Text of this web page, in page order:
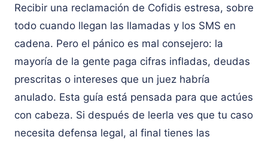
Recibir una reclamación de Cofidis estresa, sobre
todo cuando llegan las llamadas y los SMS en
cadena. Pero el pánico es mal consejero: la
mayoría de la gente paga cifras infladas, deudas
prescritas o intereses que un juez habría
anulado. Esta guía está pensada para que actúes
con cabeza. Si después de leerla ves que tu caso
necesita defensa legal, al final tienes las